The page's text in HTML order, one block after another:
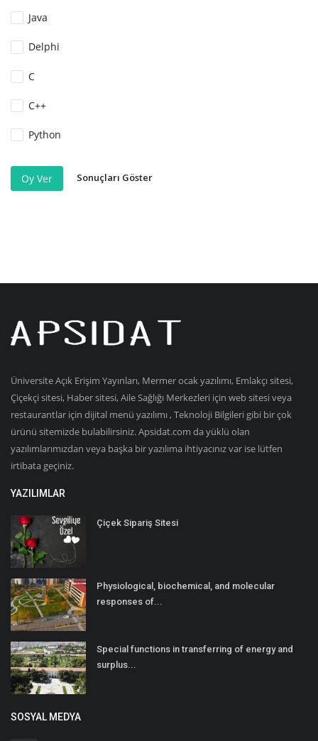
Java
Delphi
C
C++
Python
Oy Ver Sonuçları Göster
Üniversite Açık Erişim Yayınları, Mermer ocak yazılımı, Emlakçı sitesi,
Çiçekçi sitesi, Haber sitesi, Aile Sağlığı Merkezleri için web sitesi veya
restaurantlar için dijital menü yazılımı , Teknoloji Bilgileri gibi bir çok
ürünü sitemizde bulabilirsiniz. Apsidat.com da yüklü olan
yazılımlarımızdan veya başka bir yazılıma ihtiyacınız var ise lütfen
irtibata geçiniz.
YAZILIMLAR
Çiçek Sipariş Sitesi
Physiological, biochemical, and molecular
responses of...
Special functions in transferring of energy and
surplus...
SOSYAL MEDYA